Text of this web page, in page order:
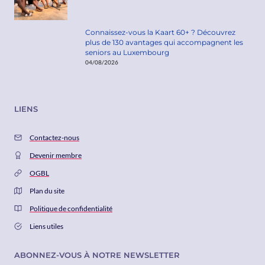
Connaissez-vous la Kaart 60+ ? Découvrez
plus de 130 avantages qui accompagnent les
seniors au Luxembourg
04/08/2026
LIENS
Contactez-nous
Devenir membre
OGBL
Plan du site
Politique de confidentialité
Liens utiles
ABONNEZ-VOUS À NOTRE NEWSLETTER